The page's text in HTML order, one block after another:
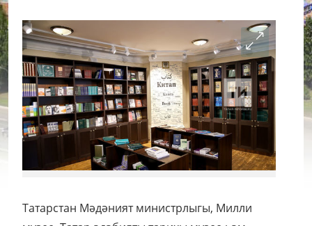
Татарстан Мәдәният министрлыгы, Милли